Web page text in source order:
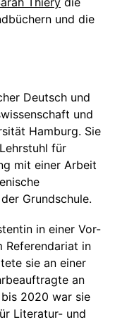
und die
Deutsch und
und
Hamburg. Sie
für
mit einer Arbeit
Grundschule.
in einer Vor-
Referendariat in
sie an einer
an
2020 war sie
Literatur- und